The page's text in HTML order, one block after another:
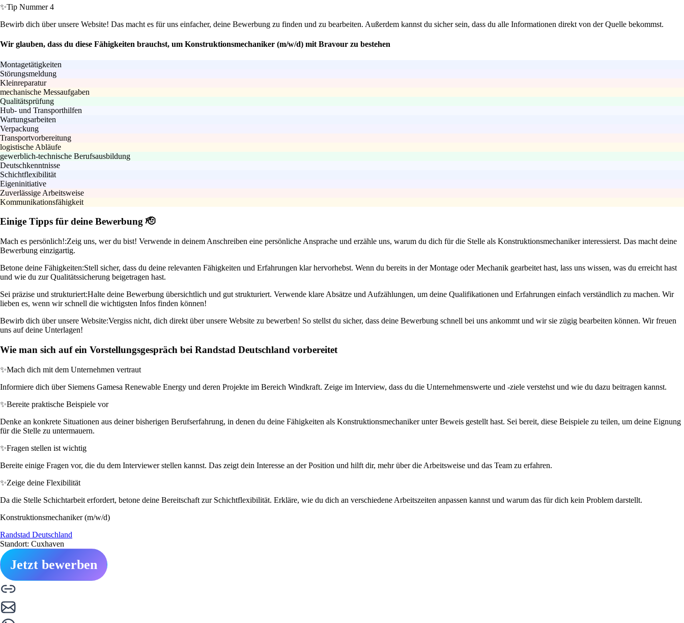
✨Tip Nummer 4
Bewirb dich über unsere Website! Das macht es für uns einfacher, deine Bewerbung zu finden und zu bearbeiten. Außerdem kannst du sicher sein, dass du alle Informationen direkt von der Quelle bekommst.
Wir glauben, dass du diese Fähigkeiten brauchst, um Konstruktionsmechaniker (m/w/d) mit Bravour zu bestehen
Montagetätigkeiten
Störungsmeldung
Kleinreparatur
mechanische Messaufgaben
Qualitätsprüfung
Hub- und Transporthilfen
Wartungsarbeiten
Verpackung
Transportvorbereitung
logistische Abläufe
gewerblich-technische Berufsausbildung
Deutschkenntnisse
Schichtflexibilität
Eigeninitiative
Zuverlässige Arbeitsweise
Kommunikationsfähigkeit
Einige Tipps für deine Bewerbung 🫡
Mach es persönlich!:Zeig uns, wer du bist! Verwende in deinem Anschreiben eine persönliche Ansprache und erzähle uns, warum du dich für die Stelle als Konstruktionsmechaniker interessierst. Das macht deine
Bewerbung einzigartig.
Betone deine Fähigkeiten:Stell sicher, dass du deine relevanten Fähigkeiten und Erfahrungen klar hervorhebst. Wenn du bereits in der Montage oder Mechanik gearbeitet hast, lass uns wissen, was du erreicht hast
und wie du zur Qualitätssicherung beigetragen hast.
Sei präzise und strukturiert:Halte deine Bewerbung übersichtlich und gut strukturiert. Verwende klare Absätze und Aufzählungen, um deine Qualifikationen und Erfahrungen einfach verständlich zu machen. Wir
lieben es, wenn wir schnell die wichtigsten Infos finden können!
Bewirb dich über unsere Website:Vergiss nicht, dich direkt über unsere Website zu bewerben! So stellst du sicher, dass deine Bewerbung schnell bei uns ankommt und wir sie zügig bearbeiten können. Wir freuen
uns auf deine Unterlagen!
Wie man sich auf ein Vorstellungsgespräch bei Randstad Deutschland vorbereitet
✨Mach dich mit dem Unternehmen vertraut
Informiere dich über Siemens Gamesa Renewable Energy und deren Projekte im Bereich Windkraft. Zeige im Interview, dass du die Unternehmenswerte und -ziele verstehst und wie du dazu beitragen kannst.
✨Bereite praktische Beispiele vor
Denke an konkrete Situationen aus deiner bisherigen Berufserfahrung, in denen du deine Fähigkeiten als Konstruktionsmechaniker unter Beweis gestellt hast. Sei bereit, diese Beispiele zu teilen, um deine Eignung
für die Stelle zu untermauern.
✨Fragen stellen ist wichtig
Bereite einige Fragen vor, die du dem Interviewer stellen kannst. Das zeigt dein Interesse an der Position und hilft dir, mehr über die Arbeitsweise und das Team zu erfahren.
✨Zeige deine Flexibilität
Da die Stelle Schichtarbeit erfordert, betone deine Bereitschaft zur Schichtflexibilität. Erkläre, wie du dich an verschiedene Arbeitszeiten anpassen kannst und warum das für dich kein Problem darstellt.
Konstruktionsmechaniker (m/w/d)
Randstad Deutschland
Standort: Cuxhaven
Jetzt bewerben